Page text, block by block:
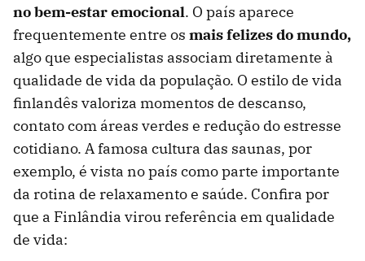
no bem-estar emocional. O país aparece
frequentemente entre os mais felizes do mundo,
algo que especialistas associam diretamente à
qualidade de vida da população. O estilo de vida
finlandês valoriza momentos de descanso,
contato com áreas verdes e redução do estresse
cotidiano. A famosa cultura das saunas, por
exemplo, é vista no país como parte importante
da rotina de relaxamento e saúde. Confira por
que a Finlândia virou referência em qualidade
de vida: